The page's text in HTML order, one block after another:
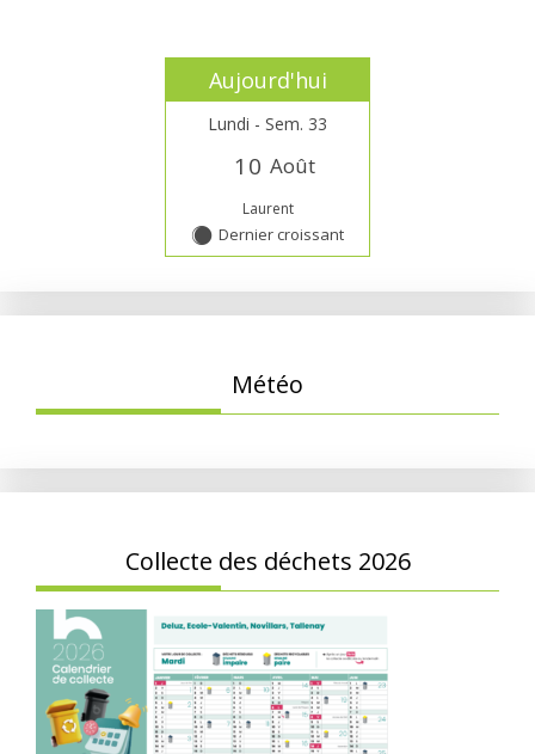
Aujourd'hui
Lundi - Sem. 33
1 0 Août
Laurent
Y Dernier croissant
Météo
Collecte des déchets 2026